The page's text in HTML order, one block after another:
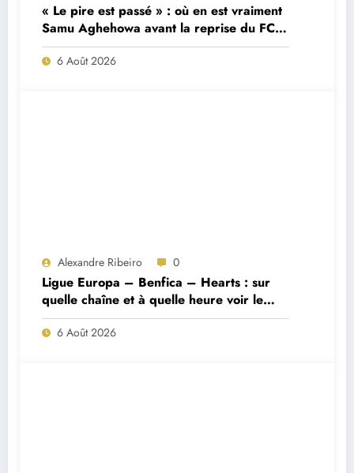
« Le pire est passé » : où en est vraiment
Samu Aghehowa avant la reprise du FC
Porto ?
6 Août 2026
Alexandre Ribeiro 0
Ligue Europa – Benfica – Hearts : sur
quelle chaîne et à quelle heure voir le
match ?
6 Août 2026